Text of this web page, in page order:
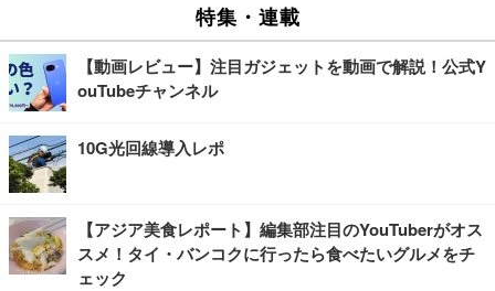
特集・連載
【動画レビュー】注目ガジェットを動画で解説！公式Y
ouTubeチャンネル
10G光回線導入レポ
【アジア美食レポート】編集部注目のYouTuberがオス
スメ！タイ・バンコクに行ったら食べたいグルメをチ
ェック